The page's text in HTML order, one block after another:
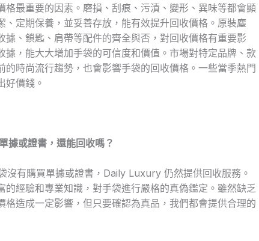
格最重要的因素。磨損、刮痕、污漬、變形、異味等都會顯
、定期保養，並妥善存放，能有效提升回收價格。原裝塵
據、鎖匙、肩帶等配件的齊全與否，對回收價格有重要影
據，能大大增加手袋的可信度和價值。市場對特定品牌、款
的時尚流行趨勢，也會影響手袋的回收價格。一些當季熱門
好價錢。
據或證書，還能回收嗎？
沒有購買單據或證書，Daily Luxury 仍然提供回收服務。
的經驗和專業知識，對手袋進行嚴格的真偽鑑定。雖然缺乏
格造成一定影響，但只要確認為真品，我們都會提供合理的